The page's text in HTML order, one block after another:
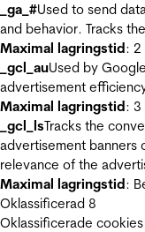
_ga_#Used to send
and behavior. Tracks
Maximal lagringstid: 2
_gcl_auUsed by
advertisement
Maximal lagringstid: 3
_gcl_lsTracks the
advertisement banners
relevance of the
Maximal lagringstid:
Oklassificerad 8
Oklassificerade